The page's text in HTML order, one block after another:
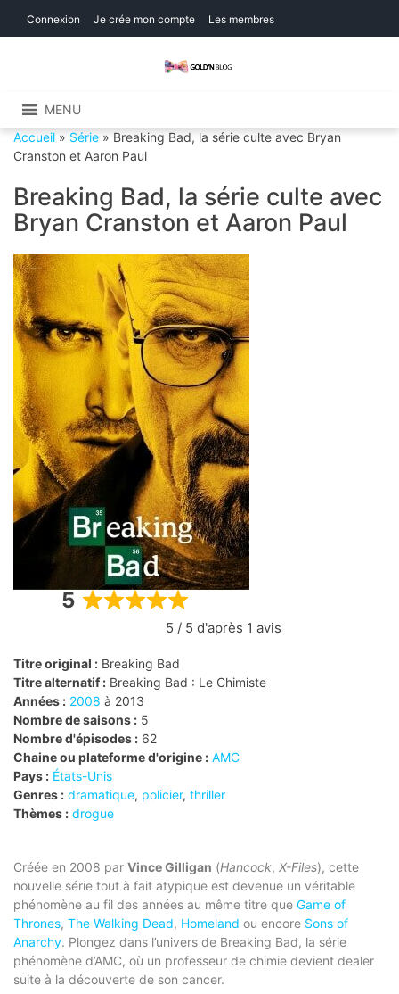
Connexion Je crée mon compte Les membres
MENU
Accueil » Série » Breaking Bad, la série culte avec Bryan
Cranston et Aaron Paul
Breaking Bad, la série culte avec
Bryan Cranston et Aaron Paul
5
Rated
of
5
5 / 5 d'après 1 avis
Titre original : Breaking Bad
Titre alternatif : Breaking Bad : Le Chimiste
Années : 2008 à 2013
Nombre de saisons : 5
Nombre d'épisodes : 62
Chaine ou plateforme d'origine : AMC
Pays : États-Unis
Genres : dramatique, policier, thriller
Thèmes : drogue
Créée en 2008 par Vince Gilligan (Hancock, X-Files), cette
nouvelle série tout à fait atypique est devenue un véritable
phénomène au fil des années au même titre que Game of
Thrones, The Walking Dead, Homeland ou encore Sons of
Anarchy. Plongez dans l’univers de Breaking Bad, la série
phénomène d’AMC, où un professeur de chimie devient dealer
suite à la découverte de son cancer.